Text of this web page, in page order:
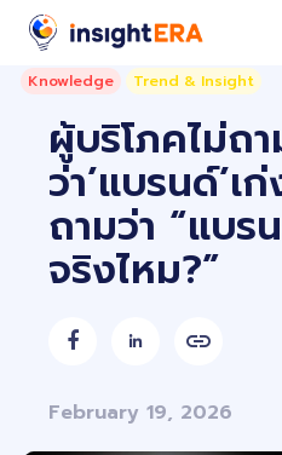
Knowledge Trend & Insight
ผู้บริโภคไม่ถ
ว่า’แบรนด์’เ
ถามว่า “แบร
จริงไหม?”
 
February 19, 2026